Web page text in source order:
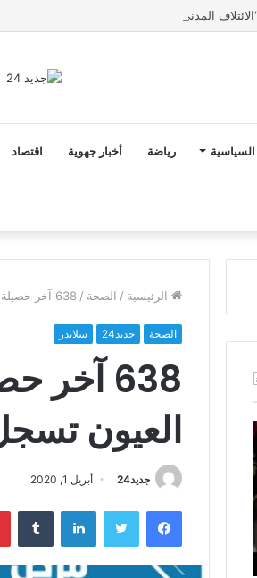
السياسية رياضة أخبار جهوية اقتصاد
الرئيسية / الصحة / 638 آخر حصيلة الاصابات بكورونا وجهة العيون تسجل أول إصابتين
الصحة جديد24 سلايدر
638
العيون
جديد24 أبريل 1, 2020
فيسبوك تويتر لينكدإن